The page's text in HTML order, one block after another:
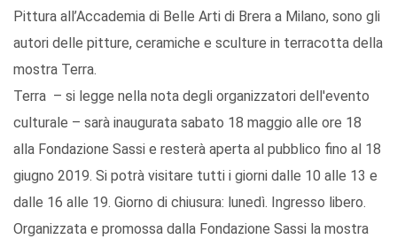
Pittura all’Accademia di Belle Arti di Brera a Milano, sono gli
autori delle pitture, ceramiche e sculture in terracotta della
mostra Terra.
Terra – si legge nella nota degli organizzatori dell'evento
culturale – sarà inaugurata sabato 18 maggio alle ore 18
alla Fondazione Sassi e resterà aperta al pubblico fino al 18
giugno 2019. Si potrà visitare tutti i giorni dalle 10 alle 13 e
dalle 16 alle 19. Giorno di chiusura: lunedì. Ingresso libero.
Organizzata e promossa dalla Fondazione Sassi la mostra